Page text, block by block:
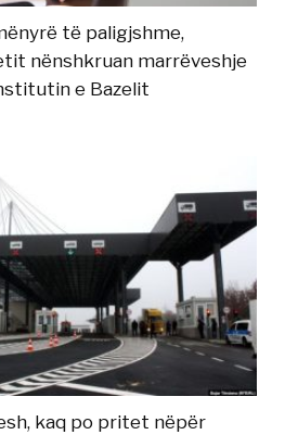
të paligjshme,
nënshkruan marrëveshje
e Bazelit
kaq po pritet nëpër